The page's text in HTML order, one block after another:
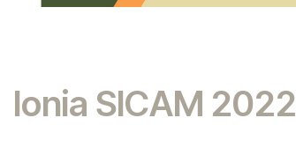
Ionia SICAM 2022